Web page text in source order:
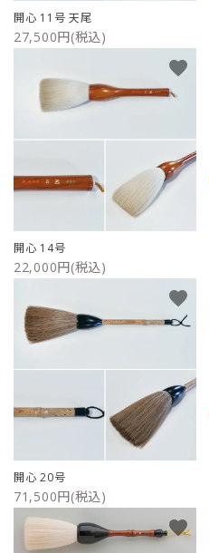
開心 11号 天尾
27,500円(税込)
開心 14号
22,000円(税込)
favorite
開心 20号
71,500円(税込)
favorite
favorite